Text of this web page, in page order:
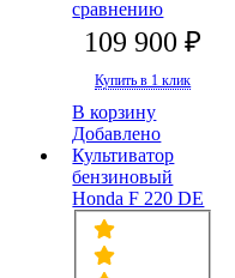
сравнению
109 900 ₽
Купить в 1 клик
В корзину
Добавлено
Культиватор
бензиновый
Honda F 220 DE